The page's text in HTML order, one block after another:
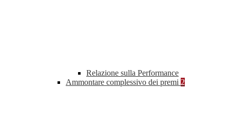
Relazione sulla Performance
Ammontare complessivo dei premi 2